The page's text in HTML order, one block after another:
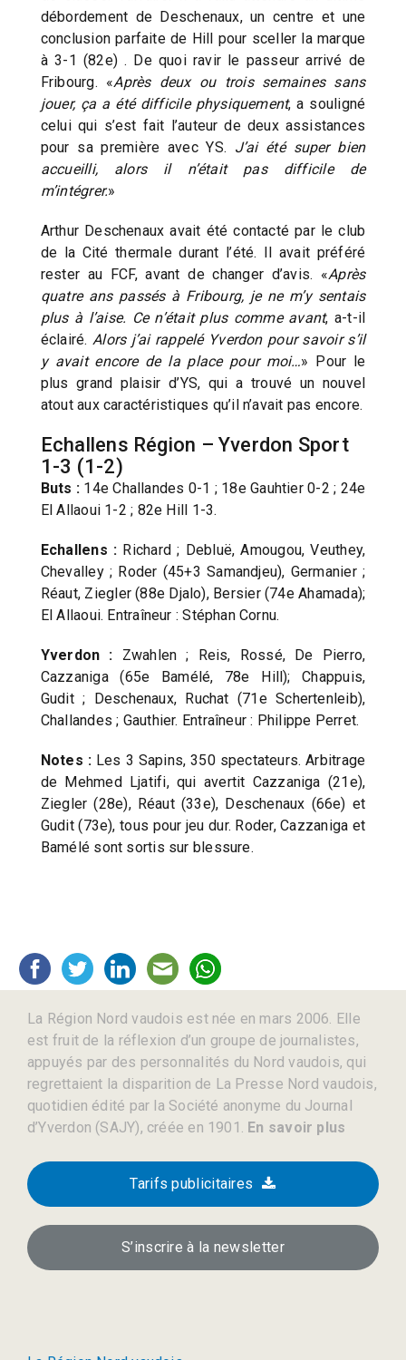
débordement de Deschenaux, un centre et une
conclusion parfaite de Hill pour sceller la marque
à 3-1 (82e) . De quoi ravir le passeur arrivé de
Fribourg. «Après deux ou trois semaines sans
jouer, ça a été difficile physiquement, a souligné
celui qui s’est fait l’auteur de deux assistances
pour sa première avec YS. J’ai été super bien
accueilli, alors il n’était pas difficile de
m’intégrer.»
Arthur Deschenaux avait été contacté par le club
de la Cité thermale durant l’été. Il avait préféré
rester au FCF, avant de changer d’avis. «Après
quatre ans passés à Fribourg, je ne m’y sentais
plus à l’aise. Ce n’était plus comme avant, a-t-il
éclairé. Alors j’ai rappelé Yverdon pour savoir s’il
y avait encore de la place pour moi…» Pour le
plus grand plaisir d’YS, qui a trouvé un nouvel
atout aux caractéristiques qu’il n’avait pas encore.
Echallens Région – Yverdon Sport
1-3 (1-2)
Buts : 14e Challandes 0-1 ; 18e Gauhtier 0-2 ; 24e
El Allaoui 1-2 ; 82e Hill 1-3.
Echallens : Richard ; Debluë, Amougou, Veuthey,
Chevalley ; Roder (45+3 Samandjeu), Germanier ;
Réaut, Ziegler (88e Djalo), Bersier (74e Ahamada);
El Allaoui. Entraîneur : Stéphan Cornu.
Yverdon : Zwahlen ; Reis, Rossé, De Pierro,
Cazzaniga (65e Bamélé, 78e Hill); Chappuis,
Gudit ; Deschenaux, Ruchat (71e Schertenleib),
Challandes ; Gauthier. Entraîneur : Philippe Perret.
Notes : Les 3 Sapins, 350 spectateurs. Arbitrage
de Mehmed Ljatifi, qui avertit Cazzaniga (21e),
Ziegler (28e), Réaut (33e), Deschenaux (66e) et
Gudit (73e), tous pour jeu dur. Roder, Cazzaniga et
Bamélé sont sortis sur blessure.
La Région Nord vaudois est née en mars 2006. Elle
est fruit de la réflexion d’un groupe de journalistes,
appuyés par des personnalités du Nord vaudois, qui
regrettaient la disparition de La Presse Nord vaudois,
quotidien édité par la Société anonyme du Journal
d’Yverdon (SAJY), créée en 1901. En savoir plus
Tarifs publicitaires
S’inscrire à la newsletter